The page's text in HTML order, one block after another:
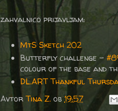
zahvalnico prijavljam:
MtS Sketch 202
Butterfly challenge -
colour of the base and
DL.ART Thankful
AvtorTina Z. ob19:57